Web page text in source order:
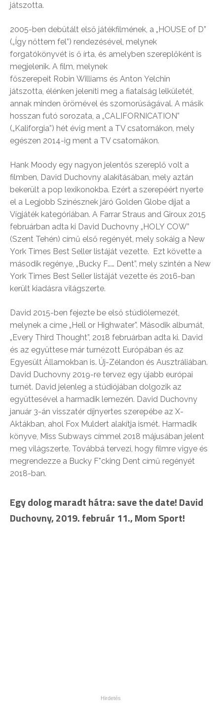
játszotta.
2005-ben debütált első játékfilmének, a „HOUSE of D”
(„Így nőttem fel”) rendezésével, melynek
forgatókönyvét is ő írta, és amelyben szereplőként is
megjelenik. A film, melynek
főszerepeit Robin Williams és Anton Yelchin
játszotta, élénken jeleníti meg a fiatalság lelkületét,
annak minden örömével és szomorúságával. A másik
hosszan futó sorozata, a „CALIFORNICATION”
(„Kaliforgia”) hét évig ment a TV csatornákon, mely
egészen 2014-ig ment a TV csatornákon.
Hank Moody egy nagyon jelentős szereplő volt a
filmben, David Duchovny alakításában, mely aztán
bekerült a pop lexikonokba. Ezért a szerepéért nyerte
el a Legjobb Színésznek járó Golden Globe díjat a
Vígjáték kategóriában. A Farrar Straus and Giroux 2015
februárban adta ki David Duchovny „HOLY COW”
(Szent Tehén) című első regényét, mely sokáig a New
York Times Best Seller listáját vezette. Ezt követte a
második regénye, „Bucky F…… Dent”, mely szintén a New
York Times Best Seller listáját vezette és 2016-ban
került kiadásra világszerte.
David 2015-ben fejezte be első stúdiólemezét,
melynek a címe „Hell or Highwater”. Második albumát,
„Every Third Thought”, 2018 februárban adta ki. David
és az együttese már turnézott Európában és az
Egyesült Államokban is. Új-Zélandon és Ausztráliában.
David Duchovny 2019-re tervez egy újabb európai
turnét. David jelenleg a stúdiójában dolgozik az
együttesével a harmadik lemezén. David Duchovny
január 3-án visszatér díjnyertes szerepébe az X-
Aktákban, ahol Fox Muldert alakítja ismét. Harmadik
könyve, Miss Subways címmel 2018 májusában jelent
meg világszerte. Továbbá tervezi, hogy filmre vigye és
megrendezze a Bucky F*cking Dent című regényét
2018-ban.
Egy dolog maradt hátra: save the date! David
Duchovny, 2019. február 11., Mom Sport!